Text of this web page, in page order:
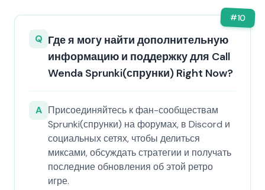
#10
Q Где я могу найти дополнительную
информацию и поддержку для Call
Wenda Sprunki(спрунки) Right Now?
A Присоединяйтесь к фан-сообществам
Sprunki(спрунки) на форумах, в Discord и
социальных сетях, чтобы делиться
миксами, обсуждать стратегии и получать
последние обновления об этой ретро
игре.